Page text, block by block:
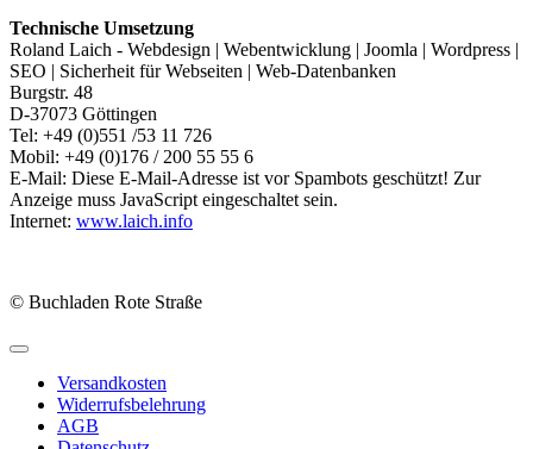
Technische Umsetzung
Roland Laich - Webdesign | Web­entwicklung | Joomla | Wordpress |
SEO | Sicher­heit für Web­seiten | Web-Daten­banken
Burgstr. 48
D-37073 Göttingen
Tel: +49 (0)551 /53 11 726
Mobil: +49 (0)176 / 200 55 55 6
E-Mail: Diese E-Mail-Adresse ist vor Spambots geschützt! Zur
Anzeige muss JavaScript eingeschaltet sein.
Internet: www.laich.info
© Buchladen Rote Straße
Versandkosten
Widerrufsbelehrung
AGB